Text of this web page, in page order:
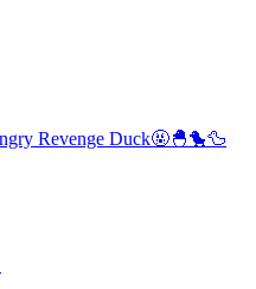
Revenge Duck🤬🐣🐤🦆